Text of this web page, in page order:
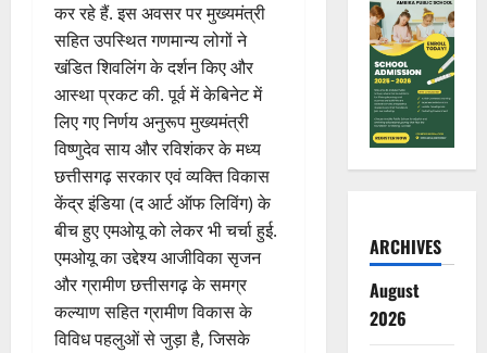
कर रहे हैं. इस अवसर पर मुख्यमंत्री
सहित उपस्थित गणमान्य लोगों ने
खंडित शिवलिंग के दर्शन किए और
आस्था प्रकट की. पूर्व में केबिनेट में
लिए गए निर्णय अनुरूप मुख्यमंत्री
विष्णुदेव साय और रविशंकर के मध्य
छत्तीसगढ़ सरकार एवं व्यक्ति विकास
केंद्र इंडिया (द आर्ट ऑफ लिविंग) के
बीच हुए एमओयू को लेकर भी चर्चा हुई.
एमओयू का उद्देश्य आजीविका सृजन
और ग्रामीण छत्तीसगढ़ के समग्र
कल्याण सहित ग्रामीण विकास के
विविध पहलुओं से जुड़ा है, जिसके
ARCHIVES
August
2026